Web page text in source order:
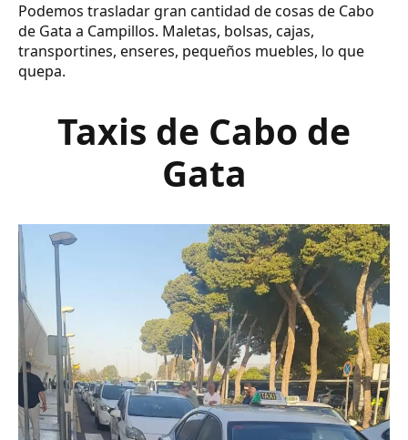
Podemos trasladar gran cantidad de cosas de Cabo
de Gata a Campillos. Maletas, bolsas, cajas,
transportines, enseres, pequeños muebles, lo que
quepa.
Taxis de Cabo de
Gata